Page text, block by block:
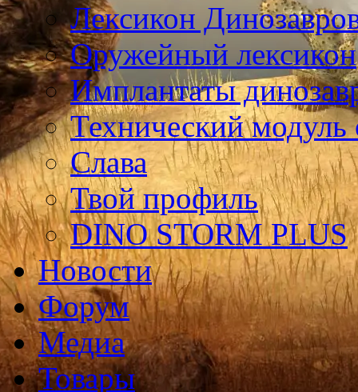
Лексикон
Оружейный лексикон
Имплантаты
Технический
Слава
Твой профиль
DINO STORM PLUS
Новости
Форум
Медиа
Товары